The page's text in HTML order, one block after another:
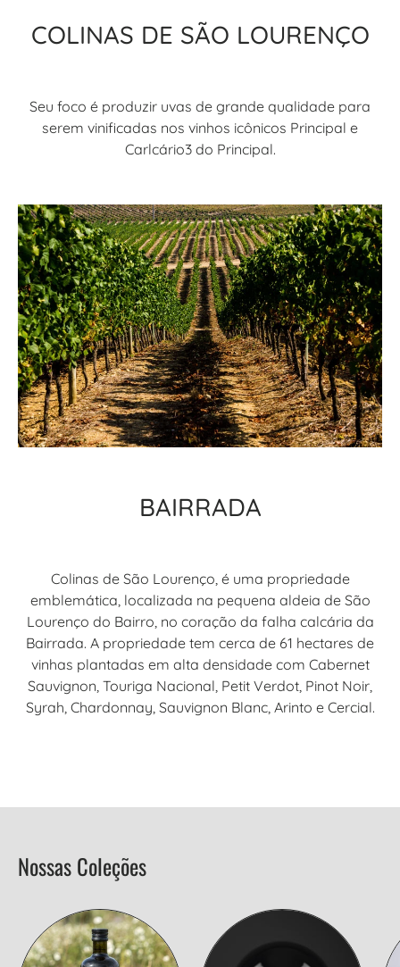
COLINAS DE SÃO LOURENÇO
Seu foco é produzir uvas de grande qualidade para
serem vinificadas nos vinhos icônicos Principal e
Carlcário3 do Principal.
BAIRRADA
Colinas de São Lourenço, é uma propriedade
emblemática, localizada na pequena aldeia de São
Lourenço do Bairro, no coração da falha calcária da
Bairrada. A propriedade tem cerca de 61 hectares de
vinhas plantadas em alta densidade com Cabernet
Sauvignon, Touriga Nacional, Petit Verdot, Pinot Noir,
Syrah, Chardonnay, Sauvignon Blanc, Arinto e Cercial.
Nossas Coleções